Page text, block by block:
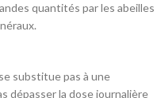
quantités par les abeilles
substitue pas à une
dépasser la dose journalière